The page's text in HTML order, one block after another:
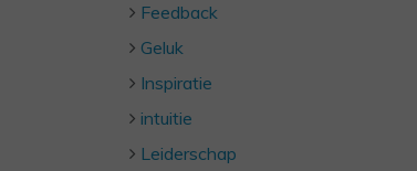
Feedback
Geluk
Inspiratie
intuitie
Leiderschap